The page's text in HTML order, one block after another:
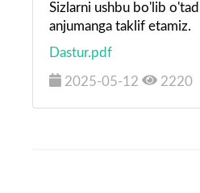
Sizlarni ushbu bo'lib
anjumanga taklif etamiz.
Dastur.pdf
2025-05-12 2220